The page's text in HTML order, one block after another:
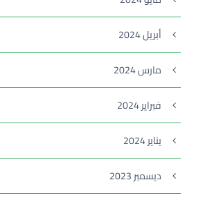
أبريل 2024
مارس 2024
فبراير 2024
يناير 2024
ديسمبر 2023